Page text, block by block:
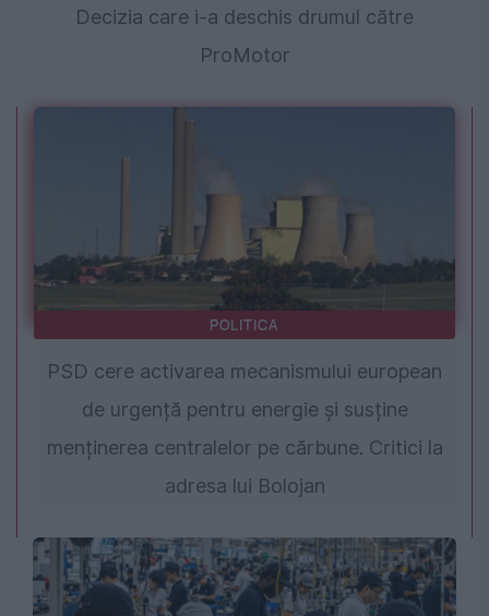
Decizia care i-a deschis drumul către
ProMotor
POLITICA
PSD cere activarea mecanismului european
de urgență pentru energie și susține
menținerea centralelor pe cărbune. Critici la
adresa lui Bolojan